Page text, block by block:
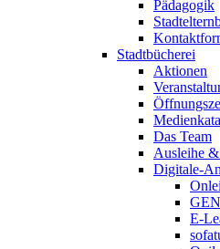
Pädagogik
Stadtbücherei
Aktionen
Das Team
Ausleihe
Digitale-
E-